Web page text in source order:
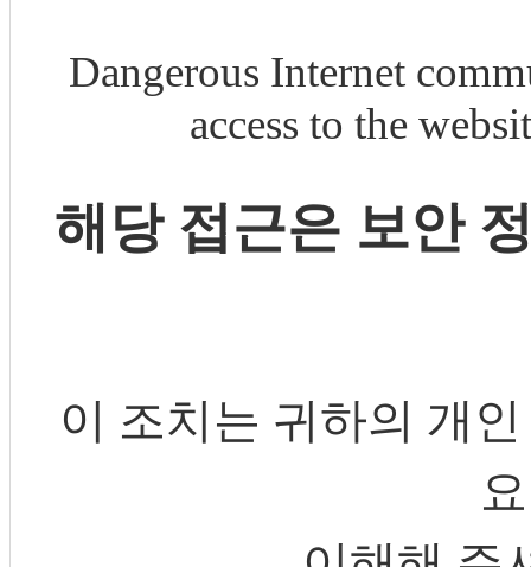
Dangerous Internet
access to the
해당 접근은 보안
이 조치는 귀하의 개